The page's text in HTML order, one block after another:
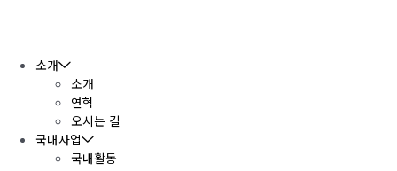
소개
소개
연혁
오시는 길
국내사업
국내활동